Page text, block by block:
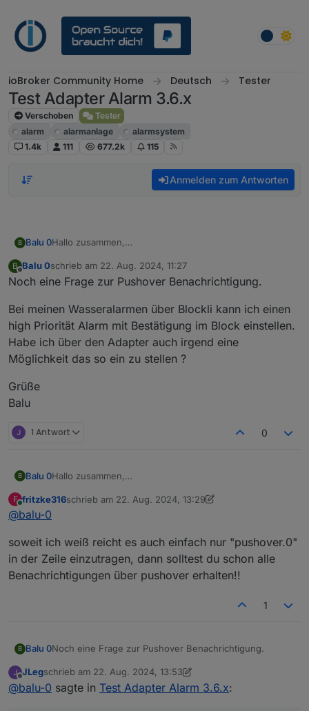
ioBroker Community Home Deutsch Tester
Test Adapter Alarm 3.6.x
Verschoben
Tester
alarm
alarmanlage
alarmsystem
1.4k
111 677.2k 115
Anmelden zum Antworten
B Balu 0Hallo zusammen,
pushover.
Pushover läüft :
?
Danke für eure Hilfe !
nimm nicht das PLUS sondern tippe telegram.0 (also die
Instanz, welche du verwenden willst) ein und dann
B
Offline
Balu 0schrieb am 22. Aug. 2024, 11:27
zuletzt editiert von
Noch eine Frage zur Pushover Benachrichtigung.
Bei meinen Wasseralarmen über Blockli kann ich einen
high Priorität Alarm mit Bestätigung im Block einstellen.
Habe ich über den Adapter auch irgend eine
Möglichkeit das so ein zu stellen ?
Grüße
Balu
1 Antwort 0
B Balu 0Hallo zusammen,
pushover.
Pushover läüft :
?
Danke für eure Hilfe !
nimm nicht das PLUS sondern tippe telegram.0 (also die
F
Online
fritzke316schrieb am 22. Aug. 2024, 13:29
zuletzt editiert von fritzke316
@balu-0
soweit ich weiß reicht es auch einfach nur "pushover.0"
in der Zeile einzutragen, dann solltest du schon alle
Benachrichtigungen über pushover erhalten!!
1
B Balu 0Noch eine Frage zur Pushover Benachrichtigung.
Bei meinen Wasseralarmen über Blockli kann ich einen
high Priorität Alarm mit Bestätigung im Block einstellen.
Offline
JLegschrieb am 22. Aug. 2024, 13:53
zuletzt editiert von JLeg
@balu-0 sagte in Test Adapter Alarm 3.6.x: